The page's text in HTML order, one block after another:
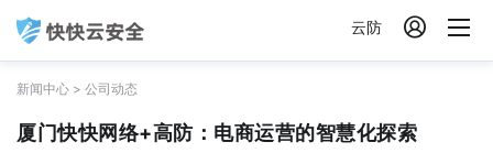
云防 
新闻中心 > 公司动态
厦门快快网络+高防：电商运营的智慧化探索